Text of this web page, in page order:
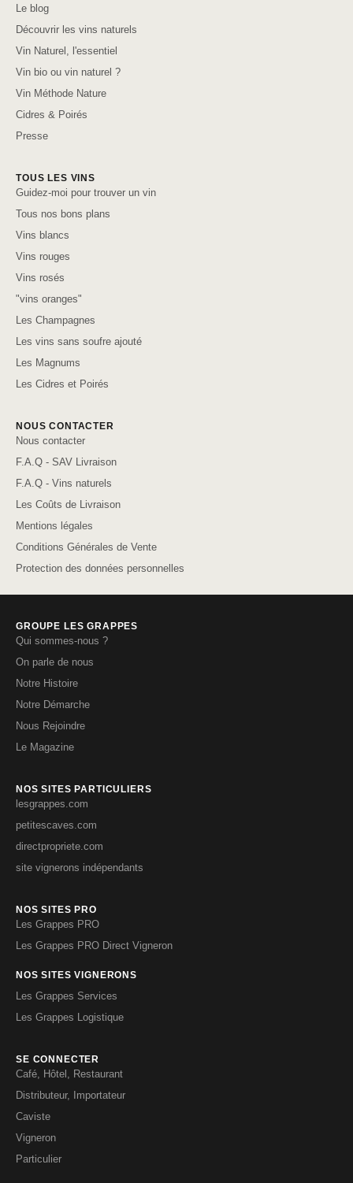
Le blog
Découvrir les vins naturels
Vin Naturel, l'essentiel
Vin bio ou vin naturel ?
Vin Méthode Nature
Cidres & Poirés
Presse
TOUS LES VINS
Guidez-moi pour trouver un vin
Tous nos bons plans
Vins blancs
Vins rouges
Vins rosés
"vins oranges"
Les Champagnes
Les vins sans soufre ajouté
Les Magnums
Les Cidres et Poirés
NOUS CONTACTER
Nous contacter
F.A.Q - SAV Livraison
F.A.Q - Vins naturels
Les Coûts de Livraison
Mentions légales
Conditions Générales de Vente
Protection des données personnelles
GROUPE LES GRAPPES
Qui sommes-nous ?
On parle de nous
Notre Histoire
Notre Démarche
Nous Rejoindre
Le Magazine
NOS SITES PARTICULIERS
lesgrappes.com
petitescaves.com
directpropriete.com
site vignerons indépendants
NOS SITES PRO
Les Grappes PRO
Les Grappes PRO Direct Vigneron
NOS SITES VIGNERONS
Les Grappes Services
Les Grappes Logistique
SE CONNECTER
Café, Hôtel, Restaurant
Distributeur, Importateur
Caviste
Vigneron
Particulier